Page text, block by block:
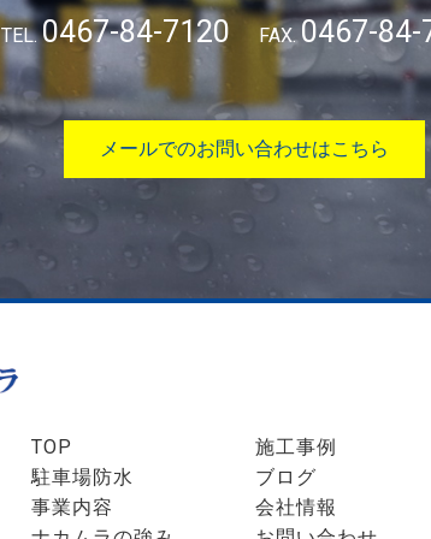
TEL.0467-84-7120 FAX.0467-84-
メールでのお問い合わせはこちら
TOP
駐車場防水
事業内容
施工事例
ブログ
会社情報